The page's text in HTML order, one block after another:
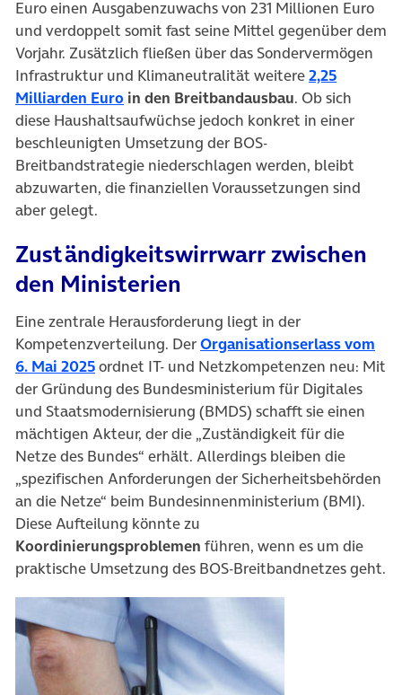
Euro einen Ausgabenzuwachs von 231 Millionen Euro
und verdoppelt somit fast seine Mittel gegenüber dem
Vorjahr. Zusätzlich fließen über das Sondervermögen
Infrastruktur und Klimaneutralität weitere2,25
Milliarden Euro (öffnet in neuem Tab)
in den Breitbandausbau. Ob sich
diese Haushaltsaufwüchse jedoch konkret in einer
beschleunigten Umsetzung der BOS-
Breitbandstrategie niederschlagen werden, bleibt
abzuwarten, die finanziellen Voraussetzungen sind
aber gelegt.
Zuständigkeitswirrwarr zwischen
den Ministerien
Eine zentrale Herausforderung liegt in der
Kompetenzverteilung. DerOrganisationserlass vom
6. Mai 2025(öffnet in neuem Tab)
ordnet IT- und Netzkompetenzen neu: Mit
der Gründung des Bundesministerium für Digitales
und Staatsmodernisierung (BMDS) schafft sie einen
mächtigen Akteur, der die „Zuständigkeit für die
Netze des Bundes“ erhält. Allerdings bleiben die
„spezifischen Anforderungen der Sicherheitsbehörden
an die Netze“ beim Bundesinnenministerium (BMI).
Diese Aufteilung könnte zu
Koordinierungsproblemen führen, wenn es um die
praktische Umsetzung des BOS-Breitbandnetzes geht.